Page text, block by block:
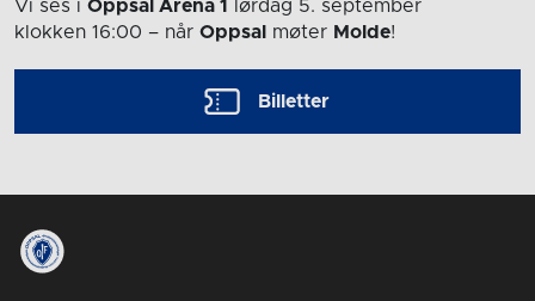
Vi ses i Oppsal Arena 1
lørdag 5. september
klokken 16:00 – når Oppsal møter Molde!
Billetter